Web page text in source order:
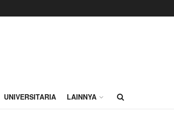
UNIVERSITARIA LAINNYA